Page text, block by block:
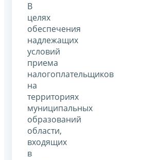
В
целях
обеспечения
надлежащих
условий
приема
налогоплательщиков
на
территориях
муниципальных
образований
области,
входящих
в